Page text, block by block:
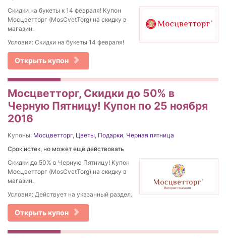
Скидки на букеты к 14 февраля! Купон
Мосцветторг (MosCvetTorg) на скидку в
магазин.
Условия: Скидки на букеты 14 февраля!
Открыть купон
Мосцветторг, Скидки до 50% в
Черную Пятницу! Купон по 25 ноября
2016
Купоны: Мосцветторг Цветы Подарки Черная пятница
Срок истек, но может ещё действовать
Скидки до 50% в Черную Пятницу! Купон
Мосцветторг (MosCvetTorg) на скидку в
магазин.
Условия: Действует на указанный раздел.
Открыть купон